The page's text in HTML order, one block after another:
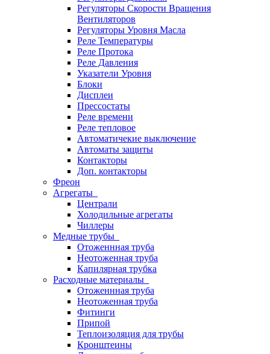
Регуляторы Скорости Вращения
Вентиляторов
Регуляторы Уровня Масла
Реле Температуры
Реле Протока
Реле Давления
Указатели Уровня
Блоки
Дисплеи
Прессостаты
Реле времени
Реле тепловое
Автоматичекие выключение
Автоматы защиты
Контакторы
Доп. контакторы
Фреон
Агрегаты
Централи
Холодильные агрегаты
Чиллеры
Медные трубы
Отоженнная труба
Неотоженная труба
Капилярная трубка
Расходные материалы
Отоженнная труба
Неотоженная труба
Фитинги
Припой
Теплоизоляция для трубы
Кронштеины